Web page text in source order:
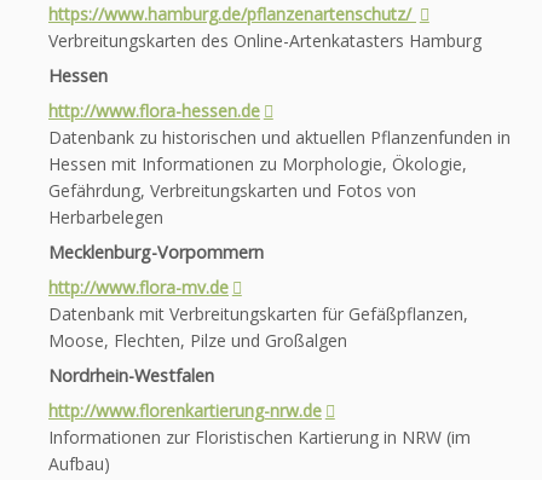
https://www.hamburg.de/pflanzenartenschutz/
Verbreitungskarten des Online-Artenkatasters Hamburg
Hessen
http://www.flora-hessen.de
Datenbank zu historischen und aktuellen Pflanzenfunden in
Hessen mit Informationen zu Morphologie, Ökologie,
Gefährdung, Verbreitungskarten und Fotos von
Herbarbelegen
Mecklenburg-Vorpommern
http://www.flora-mv.de
Datenbank mit Verbreitungskarten für Gefäßpflanzen,
Moose, Flechten, Pilze und Großalgen
Nordrhein-Westfalen
http://www.florenkartierung-nrw.de
Informationen zur Floristischen Kartierung in NRW (im
Aufbau)